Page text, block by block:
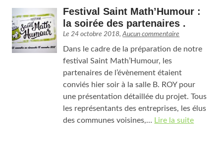
Festival Saint Math’Humour :
la soirée des partenaires .
Le24 octobre 2018,Aucun commentaire
Dans le cadre de la préparation de notre
festival Saint Math’Humour, les
partenaires de l’évènement étaient
conviés hier soir à la salle B. ROY pour
une présentation détaillée du projet. Tous
les représentants des entreprises, les élus
des communes voisines,… Lire la suite